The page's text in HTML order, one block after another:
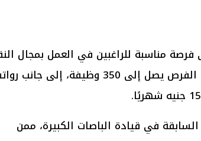
مناسبة للراغبين في العمل بمجال
البري، خاصة مع وجود عدد كبير من الفرص يصل إلى 350 وظيفة، إلى جانب
في قيادة الباصات الكبيرة، ممن